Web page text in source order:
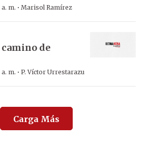
m. · Marisol Ramírez
camino de
m. · P. Víctor Urrestarazu
Carga Más